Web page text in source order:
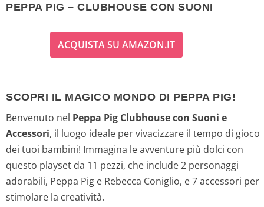
PEPPA PIG – CLUBHOUSE CON SUONI
ACQUISTA SU AMAZON.IT
SCOPRI IL MAGICO MONDO DI PEPPA PIG!
Benvenuto nel Peppa Pig Clubhouse con Suoni e
Accessori, il luogo ideale per vivacizzare il tempo di gioco
dei tuoi bambini! Immagina le avventure più dolci con
questo playset da 11 pezzi, che include 2 personaggi
adorabili, Peppa Pig e Rebecca Coniglio, e 7 accessori per
stimolare la creatività.